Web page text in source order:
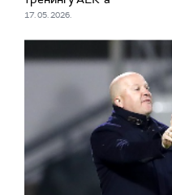
17. 05. 2026.